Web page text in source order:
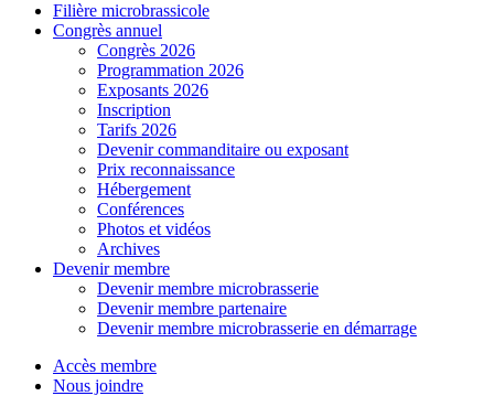
Filière microbrassicole
Congrès annuel
Congrès 2026
Programmation 2026
Exposants 2026
Inscription
Tarifs 2026
Devenir commanditaire ou exposant
Prix reconnaissance
Hébergement
Conférences
Photos et vidéos
Archives
Devenir membre
Devenir membre microbrasserie
Devenir membre partenaire
Devenir membre microbrasserie en démarrage
Accès membre
Nous joindre